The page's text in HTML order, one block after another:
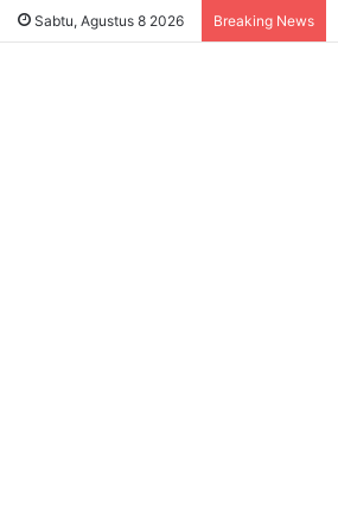
Sabtu, Agustus 8 2026 Breaking News